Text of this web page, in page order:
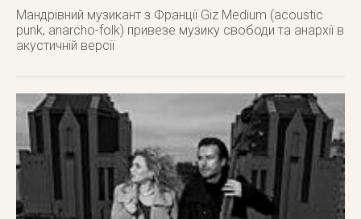
Мандрівний музикант з Франції Giz Medium (acoustic
punk, anarcho-folk) привезе музику свободи та анархії в
акустичній версії